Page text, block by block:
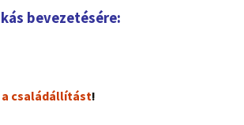
bevezetésére:
a családállítást!